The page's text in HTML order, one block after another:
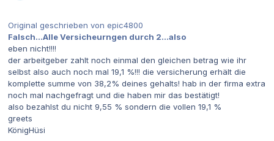
Original geschrieben von epic4800
Falsch...Alle Versicheurngen durch 2...also
eben nicht!!!!
der arbeitgeber zahlt noch einmal den gleichen betrag wie ihr
selbst also auch noch mal 19,1 %!!! die versicherung erhält die
komplette summe von 38,2% deines gehalts! hab in der firma extra
noch mal nachgefragt und die haben mir das bestätigt!
also bezahlst du nicht 9,55 % sondern die vollen 19,1 %
greets
KönigHüsi